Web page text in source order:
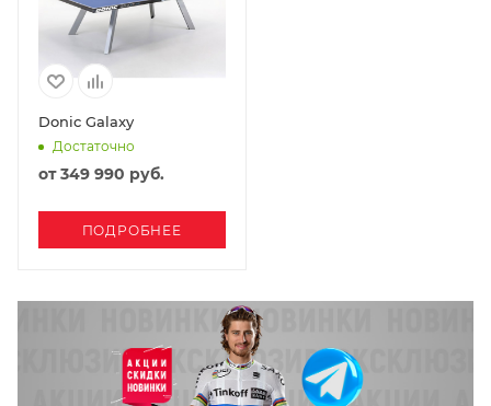
Donic Galaxy
Достаточно
от349 990 руб.
ПОДРОБНЕЕ